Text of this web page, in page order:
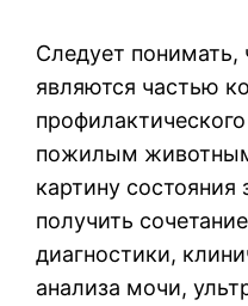
Следует понимать,
являются частью
пожилым
картину
получить
диагностики,
анализа мочи,